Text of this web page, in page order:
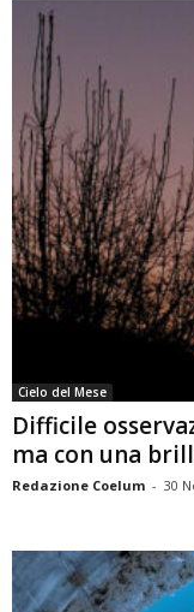
Cielo del Mese
Difficile
ma con una
Redazione Coelum - 30